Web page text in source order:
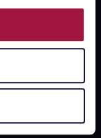
abholbereit
meist am